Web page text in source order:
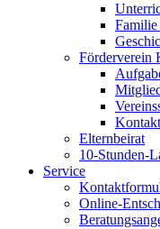
Familie
Förderverein
Kontakt
Elternbeirat
10-Stunden-
Service
Online-